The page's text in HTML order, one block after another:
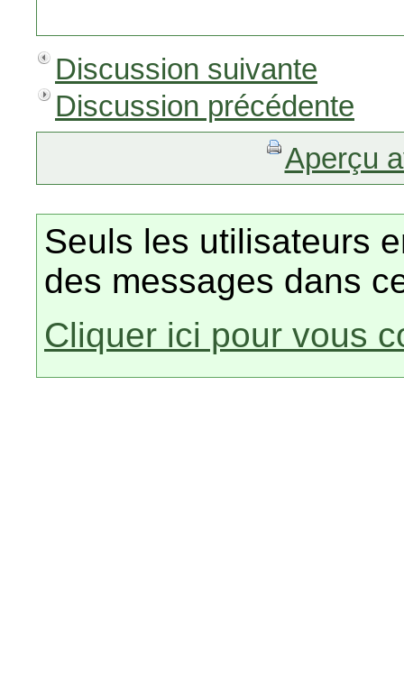
Discussion suivante
Discussion précédente
Aperçu
Seuls les utilisateurs
des messages dans
Cliquer ici pour vous